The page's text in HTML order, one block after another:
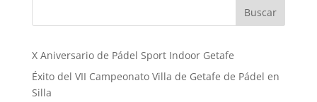
Buscar
X Aniversario de Pádel Sport Indoor Getafe
Éxito del VII Campeonato Villa de Getafe de Pádel en
Silla